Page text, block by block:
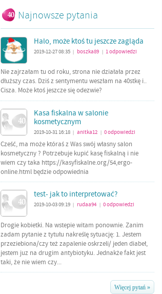
Najnowsze pytania
Halo, może ktoś tu jeszcze zagląda
2019-12-27 08:35 boszka89 1odpowiedzi
Nie zajrzałam tu od roku, strona nie działała przez
dłuższy czas. Dziś z sentymentu weszłam na 40stkę i..
Cisza. Może ktoś jeszcze się odezwie?
Kasa fiskalna w salonie
kosmetycznym
2019-10-31 16:18 anitka12 0odpowiedzi
Cześć, ma może któraś z Was swój własny salon
kosmetyczny ? Potrzebuje kupić kasę fiskalną i nie
wiem czy taka https://kasyfiskalne.org/54,ergo-
online.html będzie odpowiednia
test- jak to interpretować?
2019-10-03 09:19 rudaa94 0odpowiedzi
Drogie kobietki. Na wstepie witam ponownie. Zanim
zadam pytanie z tytułu nakreślę sytuację: 1. Jestem
przeziebiona/czy też zapalenie oskrzeli/ jeden diabeł,
jestem juz na drugim antybiotyku. Jednakże fakt jest
taki, że nie wiem czy...
Więcej pytań »